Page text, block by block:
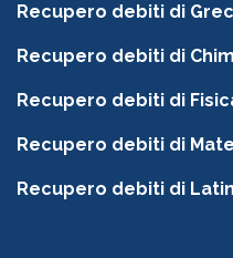
Recupero debiti di
Recupero debiti di
Recupero debiti di
Recupero debiti di
Recupero debiti di